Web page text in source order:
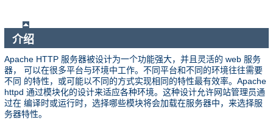
介绍
Apache HTTP 服务器被设计为一个功能强大，并且灵活的 web 服务
器， 可以在很多平台与环境中工作。不同平台和不同的环境往往需要
不同 的特性，或可能以不同的方式实现相同的特性最有效率。Apache
httpd 通过模块化的设计来适应各种环境。这种设计允许网站管理员通
过在 编译时或运行时，选择哪些模块将会加载在服务器中，来选择服
务器特性。